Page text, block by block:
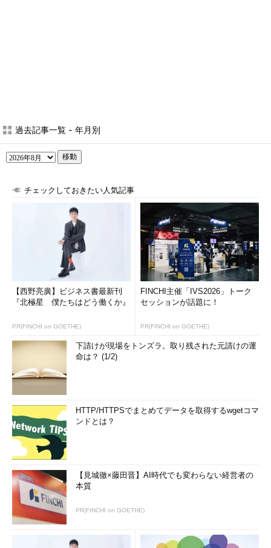
過去記事一覧 - 年月別
移動
チェックしておきたい人気記事
【西野亮廣】ビジネス書最新刊
『北極星 僕たちはどう働くか』
PR(FINCHI on GOETHE)
FINCHI主催「IVS2026」トーク
セッションが話題に！
PR(FINCHI on GOETHE)
下請けが現場をトンズラ。取り残された元請けの運
命は？ (1/2)
HTTP/HTTPSでまとめてデータを取得するwgetコマ
ンドとは？
【見城徹×藤田晋】AI時代でも変わらない経営者の
本質
PR(FINCHI on GOETHE)